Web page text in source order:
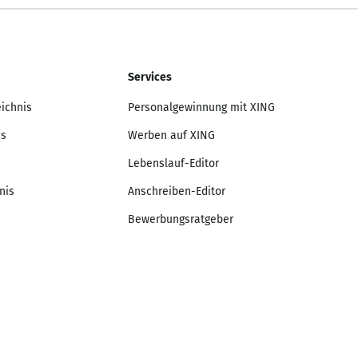
Services
Personalgewinnung mit XING
Werben auf XING
Lebenslauf-Editor
Anschreiben-Editor
Bewerbungsratgeber